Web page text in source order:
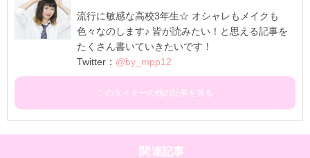
流行に敏感な高校3年生☆ オシャレもメイクも
色々なのします♪ 皆が読みたい！と思える記事を
たくさん書いていきたいです！
Twitter： @by_mpp12
このライターの他の記事を見る
関連記事